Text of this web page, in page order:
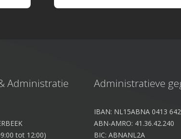
Administratie
tot 12:00)
Administratieve
IBAN: NL15ABNA 0413
ABN-AMRO: 41.36.42.240
BIC: ABNANL2A